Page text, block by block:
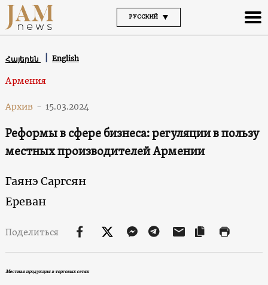
РУССКИЙ
Հայերեն English
Армения
Архив - 15.03.2024
Реформы в сфере бизнеса: регуляции в пользу
местных производителей Армении
Гаянэ Саргсян
Ереван
Поделиться
Местная продукция в торговых сетях